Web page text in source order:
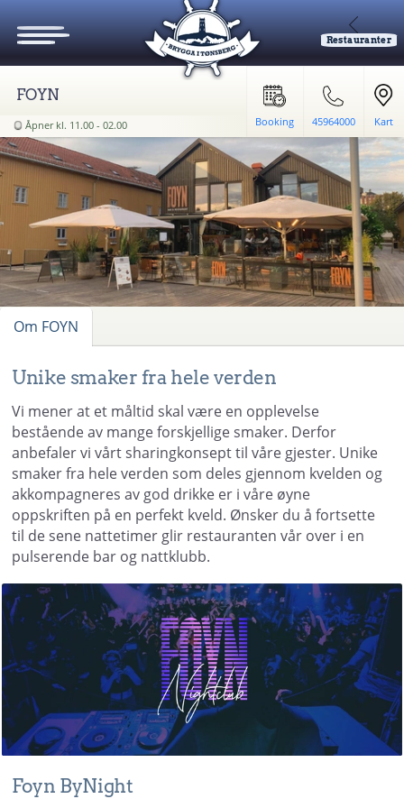
Restauranter
FOYN
Åpner kl. 11.00 - 02.00 Booking 45964000 Kart
Om FOYN
Unike smaker fra hele verden
Vi mener at et måltid skal være en opplevelse
bestående av mange forskjellige smaker. Derfor
anbefaler vi vårt sharingkonsept til våre gjester. Unike
smaker fra hele verden som deles gjennom kvelden og
akkompagneres av god drikke er i våre øyne
oppskriften på en perfekt kveld. Ønsker du å fortsette
til de sene nattetimer glir restauranten vår over i en
pulserende bar og nattklubb.
Foyn ByNight